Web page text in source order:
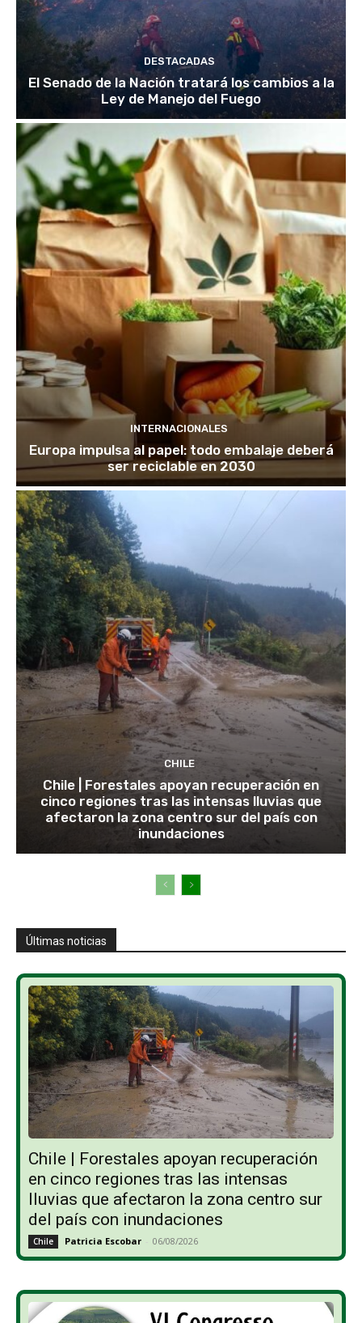
DESTACADAS
El Senado de la Nación tratará los cambios a la
Ley de Manejo del Fuego
INTERNACIONALES
Europa impulsa al papel: todo embalaje deberá
ser reciclable en 2030
CHILE
Chile | Forestales apoyan recuperación en
cinco regiones tras las intensas lluvias que
afectaron la zona centro sur del país con
inundaciones
Últimas noticias
Chile | Forestales apoyan recuperación
en cinco regiones tras las intensas
lluvias que afectaron la zona centro sur
del país con inundaciones
Chile Patricia Escobar - 06/08/2026